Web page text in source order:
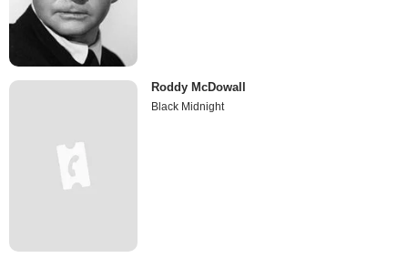
Roddy McDowall
Black Midnight